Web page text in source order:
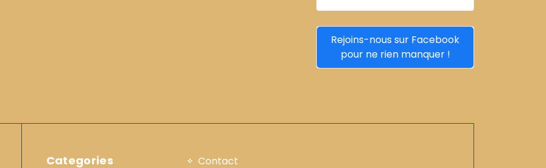
Rejoins-nous sur Facebook
pour ne rien manquer !
Categories Contact